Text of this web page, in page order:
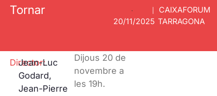
Petjada ecològica
Especials
RecXics
@panoramica
Tornar ·
20/11/2025
CAIXAFORUM
TARRAGONA
Director:
Jean-Luc
Godard,
Jean-Pierre
Dijous 20 de
novembre a
les 19h.